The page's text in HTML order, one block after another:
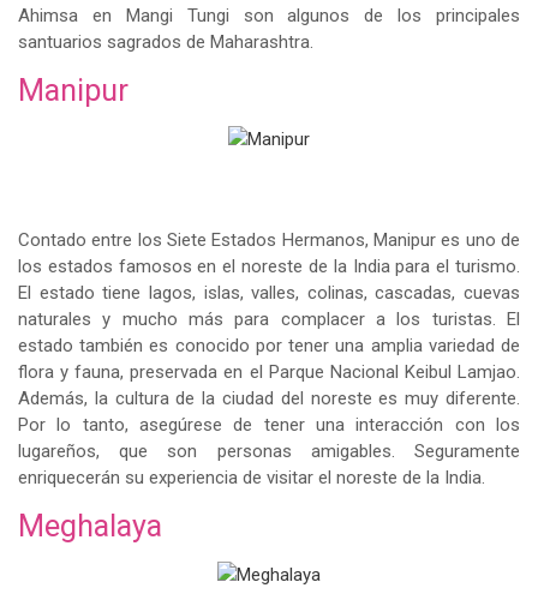
Ahimsa en Mangi Tungi son algunos de los principales
santuarios sagrados de Maharashtra.
Manipur
Contado entre los Siete Estados Hermanos, Manipur es uno de
los estados famosos en el noreste de la India para el turismo.
El estado tiene lagos, islas, valles, colinas, cascadas, cuevas
naturales y mucho más para complacer a los turistas. El
estado también es conocido por tener una amplia variedad de
flora y fauna, preservada en el Parque Nacional Keibul Lamjao.
Además, la cultura de la ciudad del noreste es muy diferente.
Por lo tanto, asegúrese de tener una interacción con los
lugareños, que son personas amigables. Seguramente
enriquecerán su experiencia de visitar el noreste de la India.
Meghalaya